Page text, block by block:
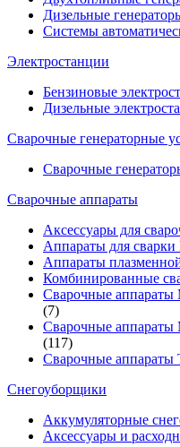
Дизельные
Системы
Электростанции
Бензиновые
Дизельные
Сварочные генераторные
Сварочные
Сварочные аппараты
Аксессуары для
Аппараты для
Аппараты
Комбинированные
Сварочные аппараты
(7)
Сварочные аппараты
(117)
Сварочные аппараты
Снегоуборщики
Аккумуляторные
Аксессуары и